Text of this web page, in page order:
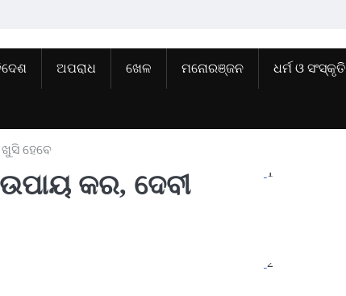
ଅପରାଧ ଖେଳ ମନୋରଞ୍ଜନ ଧର୍ମ ଓ ସଂସ୍କୃତି
ଖୁସି ହେବେ
କର, ଦେବୀ
1
2